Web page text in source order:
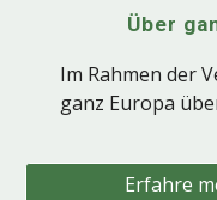
Über
Im Rahmen der
ganz Europa
Erfahre